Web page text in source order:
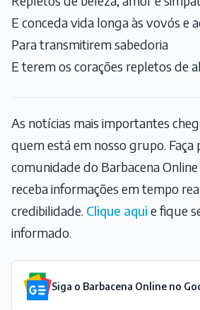
E conceda vida longa às vovós e
Para transmitirem sabedoria
E terem os corações repletos de
As notícias mais importantes
quem está em nosso grupo. Faça
comunidade do Barbacena
receba informações em tempo
credibilidade. Clique aqui e fique
informado.
Siga o Barbacena Online no